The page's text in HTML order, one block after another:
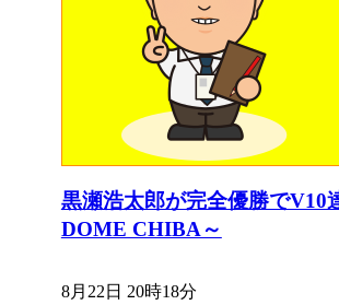
黒瀬浩太郎が完全優勝でV10
DOME CHIBA～
8月22日 20時18分